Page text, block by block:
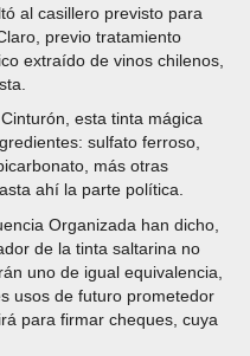
al casillero previsto para
previo tratamiento
extraído de vinos chilenos,
esta tinta mágica
sulfato ferroso,
más otras
ahí la parte política.
Organizada han dicho,
de la tinta saltarina no
uno de igual equivalencia,
usos de futuro prometedor
para firmar cheques, cuya